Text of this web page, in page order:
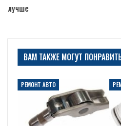
лучше
ВАМ ТАКЖЕ МОГУТ
РЕМОНТ АВТО